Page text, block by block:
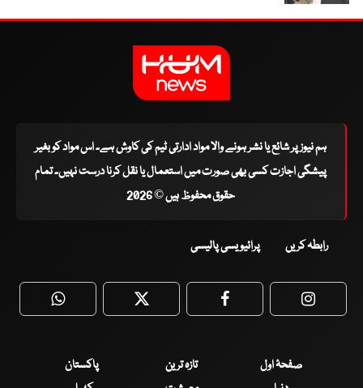
ہم نیوز پر شائع یا نشر ہونے والا مواد ادارتی ٹیم کی کاوش ہے۔ اس مواد کو بغیر
پیشگی اجازت کسی بھی صورت میں استعمال یا نقل کرنا درست نہیں۔ تمام
حقوق محفوظ ہیں © 2026
رابطہ کریں پرائیویسی پالیسی
WhatsApp Twitter Facebook
صفحۂ اول تازہ ترین
پاکستان